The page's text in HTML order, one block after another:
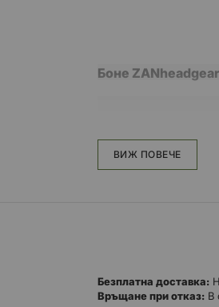
Боне ZANheadgear
плоски шевове
полиестер
ВИЖ ПОВЕЧЕ
Безплатна доставка:
Връщане при отказ: В